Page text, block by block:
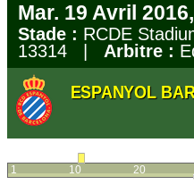
Mar. 19 Avril
Stade : RCDE
13314 | Arbitre :
ESPANYOL
1 10 20